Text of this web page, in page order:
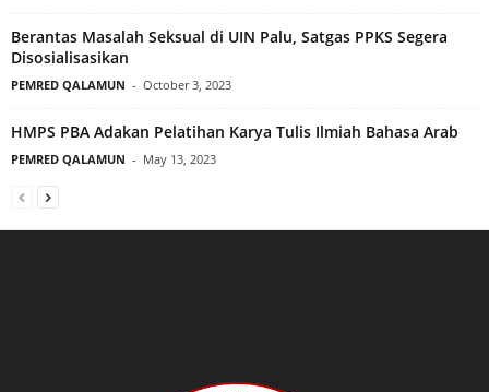
Berantas Masalah Seksual di UIN Palu, Satgas PPKS Segera
Disosialisasikan
PEMRED QALAMUN - October 3, 2023
HMPS PBA Adakan Pelatihan Karya Tulis Ilmiah Bahasa Arab
PEMRED QALAMUN - May 13, 2023